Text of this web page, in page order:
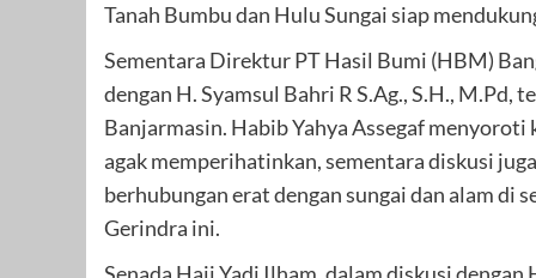
Tanah Bumbu dan Hulu Sungai siap
Sementara Direktur PT Hasil Bumi (HBM)
dengan H. Syamsul Bahri R S.Ag., S.H.,
Banjarmasin. Habib Yahya Assegaf
agak memperihatinkan, sementara diskusi
berhubungan erat dengan sungai dan alam di
Gerindra ini.